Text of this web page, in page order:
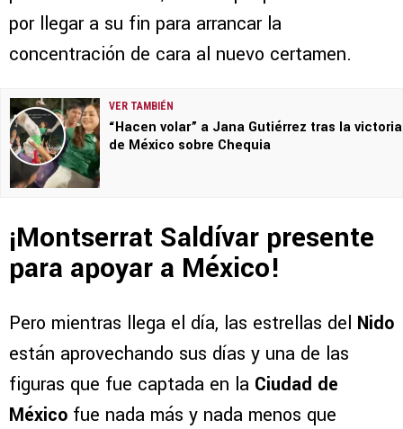
por llegar a su fin para arrancar la
concentración de cara al nuevo certamen.
VER TAMBIÉN
“Hacen volar” a Jana Gutiérrez tras la victoria
de México sobre Chequia
¡Montserrat Saldívar presente
para apoyar a México!
Pero mientras llega el día, las estrellas del Nido
están aprovechando sus días y una de las
figuras que fue captada en la Ciudad de
México fue nada más y nada menos que